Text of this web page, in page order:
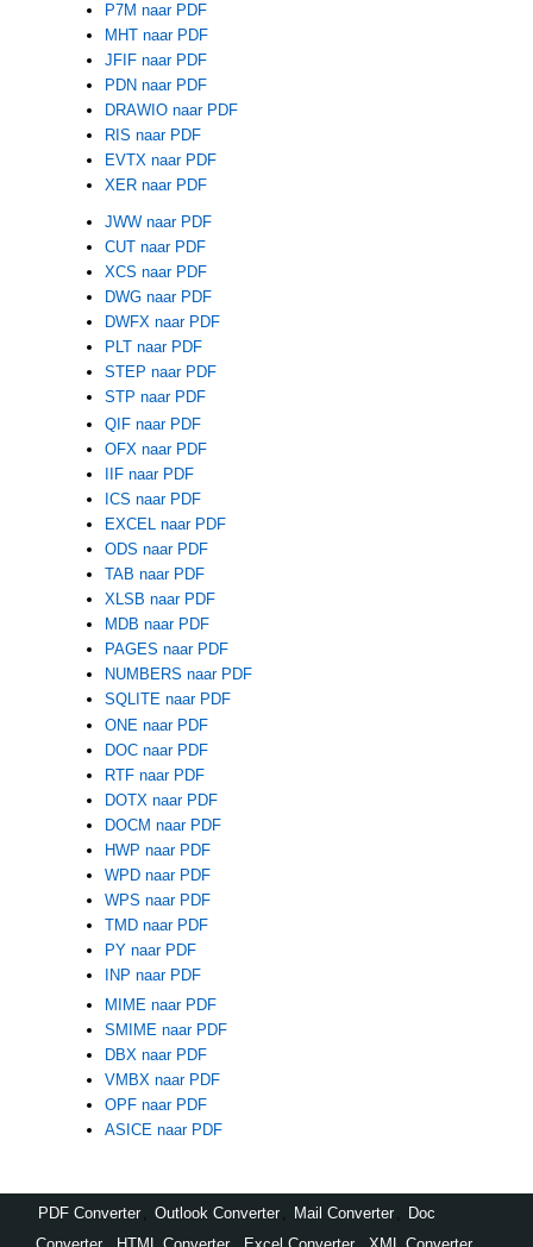
P7M naar PDF
MHT naar PDF
JFIF naar PDF
PDN naar PDF
DRAWIO naar PDF
RIS naar PDF
EVTX naar PDF
XER naar PDF
JWW naar PDF
CUT naar PDF
XCS naar PDF
DWG naar PDF
DWFX naar PDF
PLT naar PDF
STEP naar PDF
STP naar PDF
QIF naar PDF
OFX naar PDF
IIF naar PDF
ICS naar PDF
EXCEL naar PDF
ODS naar PDF
TAB naar PDF
XLSB naar PDF
MDB naar PDF
PAGES naar PDF
NUMBERS naar PDF
SQLITE naar PDF
ONE naar PDF
DOC naar PDF
RTF naar PDF
DOTX naar PDF
DOCM naar PDF
HWP naar PDF
WPD naar PDF
WPS naar PDF
TMD naar PDF
PY naar PDF
INP naar PDF
MIME naar PDF
SMIME naar PDF
DBX naar PDF
VMBX naar PDF
OPF naar PDF
ASICE naar PDF
PDF Converter , Outlook Converter , Mail Converter ,
Doc